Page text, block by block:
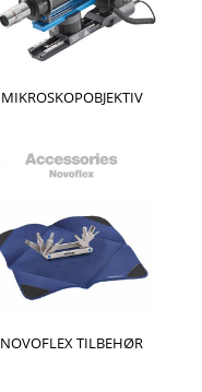
MIKROSKOPOBJEKTIV
NOVOFLEX TILBEHØR